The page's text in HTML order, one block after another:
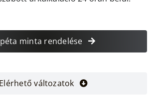
minta rendelése
Elérhető változatok